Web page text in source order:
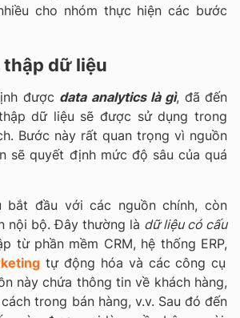
cho nhóm thực hiện các bước
dữ liệu
được data analytics là gì, đã đến
dữ liệu sẽ được sử dụng trong
Bước này rất quan trọng vì nguồn
sẽ quyết định mức độ sâu của quá
bắt đầu với các nguồn chính, còn
nội bộ. Đây thường là dữ liệu có cấu
từ phần mềm CRM, hệ thống ERP,
tự động hóa và các công cụ
này chứa thông tin về khách hàng,
trong bán hàng, v.v. Sau đó đến